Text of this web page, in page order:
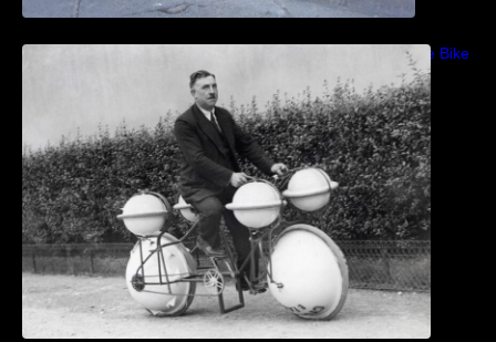
Bicicletas anfibias: Del Cyclomer al Shuttle Bike